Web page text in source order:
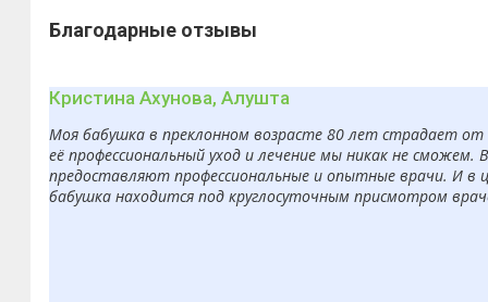
Благодарные отзывы
Кристина Ахунова, Алушта
Моя бабушка в преклонном возрасте 80 лет страдает от
её профессиональный уход и лечение мы никак не
предоставляют профессиональные и опытные врачи. И в
бабушка находится под круглосуточным присмотром